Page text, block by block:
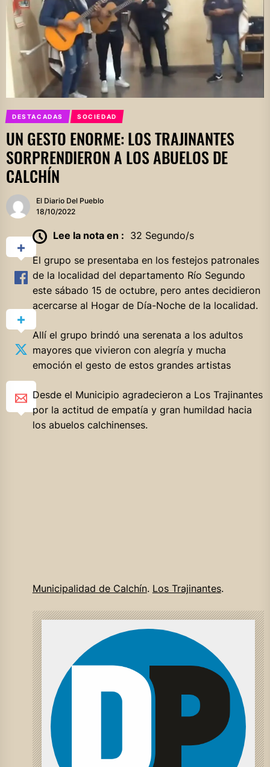
DESTACADAS SOCIEDAD
UN GESTO ENORME: LOS TRAJINANTES
SORPRENDIERON A LOS ABUELOS DE
CALCHÍN
El Diario Del Pueblo
18/10/2022
Lee la nota en : 32 Segundo/s
El grupo se presentaba en los festejos patronales
de la localidad del departamento Río Segundo
este sábado 15 de octubre, pero antes decidieron
acercarse al Hogar de Día-Noche de la localidad.
Allí el grupo brindó una serenata a los adultos
mayores que vivieron con alegría y mucha
emoción el gesto de estos grandes artistas
Desde el Municipio agradecieron a Los Trajinantes
por la actitud de empatía y gran humildad hacia
los abuelos calchinenses.
Municipalidad de Calchín. Los Trajinantes.